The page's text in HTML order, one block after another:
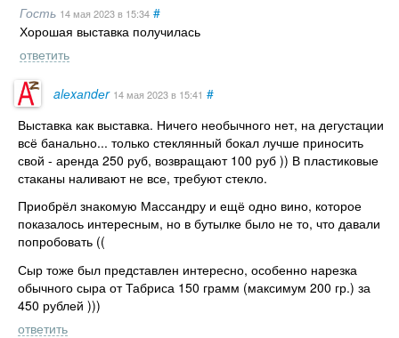
Гость 14 мая 2023в 15:34 #
Хорошая выставка получилась
ответить
alеxаndеr 14 мая 2023в 15:41 #
Выставка как выставка. Ничего необычного нет, на дегустации
всё банально... только стеклянный бокал лучше приносить
свой - аренда 250 руб, возвращают 100 руб )) В пластиковые
стаканы наливают не все, требуют стекло.
Приобрёл знакомую Массандру и ещё одно вино, которое
показалось интересным, но в бутылке было не то, что давали
попробовать ((
Сыр тоже был представлен интересно, особенно нарезка
обычного сыра от Табриса 150 грамм (максимум 200 гр.) за
450 рублей )))
ответить